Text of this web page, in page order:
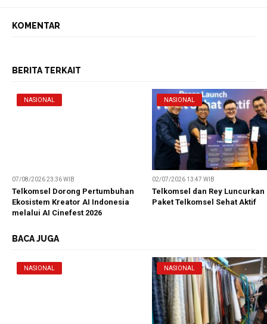
KOMENTAR
BERITA TERKAIT
NASIONAL
07/08/2026 23:36 WIB
Telkomsel Dorong Pertumbuhan
Ekosistem Kreator AI Indonesia
melalui AI Cinefest 2026
NASIONAL
02/07/2026 13:47 WIB
Telkomsel dan Rey Luncurkan
Paket Telkomsel Sehat Aktif
BACA JUGA
NASIONAL NASIONAL